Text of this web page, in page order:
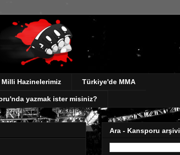
Milli Hazinelerimiz Türkiye'de MMA
yazmak ister misiniz?
Ara - Kansporu arşivi